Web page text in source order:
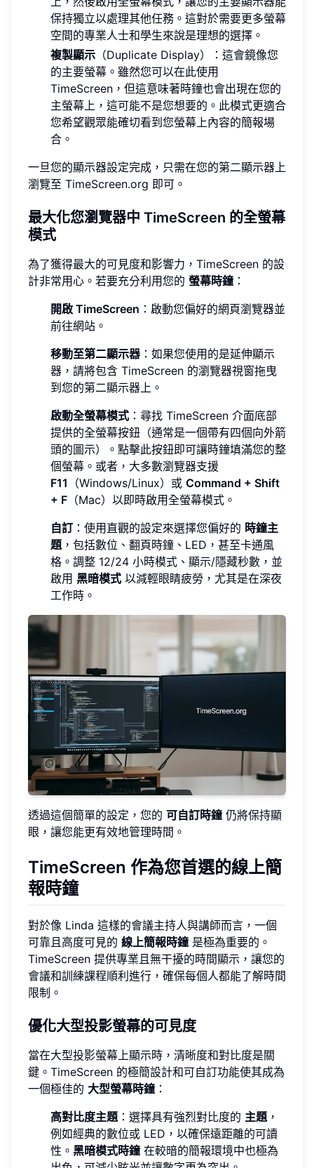
保持獨立以處理其他任務。這對於需要更多螢幕
空間的專業人士和學生來說是理想的選擇。
複製顯示 （Duplicate Display）：這會鏡像您
的主要螢幕。雖然您可以在此使用
TimeScreen，但這意味著時鐘也會出現在您的
主螢幕上，這可能不是您想要的。此模式更適合
您希望觀眾能確切看到您螢幕上內容的簡報場
合。
一旦您的顯示器設定完成，只需在您的第二顯示器上
瀏覽至 TimeScreen.org 即可。
最大化您瀏覽器中 TimeScreen 的全螢幕
模式
為了獲得最大的可見度和影響力，TimeScreen 的設
計非常用心。若要充分利用您的 螢幕時鐘：
開啟 TimeScreen ：啟動您偏好的網頁瀏覽器並
前往網站。
移動至第二顯示器 ：如果您使用的是延伸顯示
器，請將包含 TimeScreen 的瀏覽器視窗拖曳
到您的第二顯示器上。
啟動全螢幕模式 ：尋找 TimeScreen 介面底部
提供的全螢幕按鈕（通常是一個帶有四個向外箭
頭的圖示）。點擊此按鈕即可讓時鐘填滿您的整
個螢幕。或者，大多數瀏覽器支援
F11 （Windows/Linux）或 Command + Shift
+ F （Mac）以即時啟用全螢幕模式。
自訂 ：使用直觀的設定來選擇您偏好的 時鐘主
題 ，包括數位、翻頁時鐘、LED，甚至卡通風
格。調整 12/24 小時模式、顯示/隱藏秒數，並
啟用 黑暗模式 以減輕眼睛疲勞，尤其是在深夜
工作時。
透過這個簡單的設定，您的 可自訂時鐘仍將保持顯
眼，讓您能更有效地管理時間。
TimeScreen 作為您首選的線上簡
報時鐘
對於像 Linda 這樣的會議主持人與講師而言，一個
可靠且高度可見的 線上簡報時鐘是極為重要的。
TimeScreen 提供專業且無干擾的時間顯示，讓您的
會議和訓練課程順利進行，確保每個人都能了解時間
限制。
優化大型投影螢幕的可見度
當在大型投影螢幕上顯示時，清晰度和對比度是關
鍵。TimeScreen 的極簡設計和可自訂功能使其成為
一個極佳的 大型螢幕時鐘：
高對比度主題 ：選擇具有強烈對比度的 主題 ，
例如經典的數位或 LED，以確保遠距離的可讀
性。 黑暗模式時鐘在較暗的簡報環境中也極為